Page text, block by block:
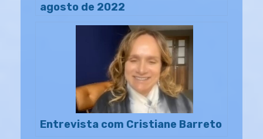
agosto de 2022
Entrevista com Cristiane Barreto